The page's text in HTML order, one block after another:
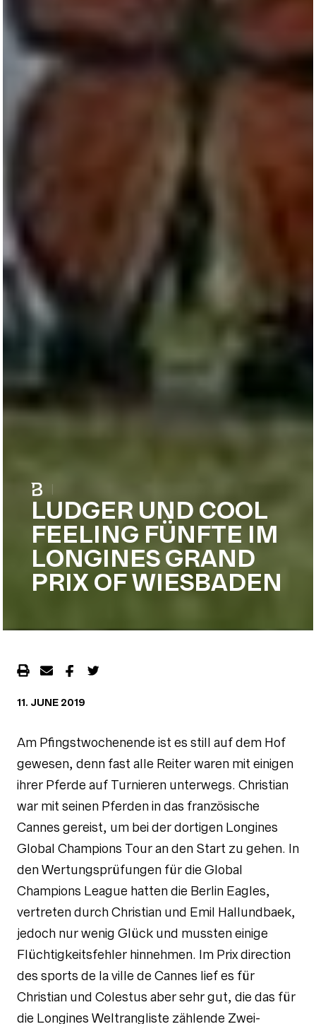
LUDGER UND COOL
FEELING FÜNFTE IM
LONGINES GRAND
PRIX OF WIESBADEN
11. JUNE 2019
Am Pfingstwochenende ist es still auf dem Hof
gewesen, denn fast alle Reiter waren mit einigen
ihrer Pferde auf Turnieren unterwegs. Christian
war mit seinen Pferden in das französische
Cannes gereist, um bei der dortigen Longines
Global Champions Tour an den Start zu gehen. In
den Wertungsprüfungen für die Global
Champions League hatten die Berlin Eagles,
vertreten durch Christian und Emil Hallundbaek,
jedoch nur wenig Glück und mussten einige
Flüchtigkeitsfehler hinnehmen. Im Prix direction
des sports de la ville de Cannes lief es für
Christian und Colestus aber sehr gut, die das für
die Longines Weltrangliste zählende Zwei-